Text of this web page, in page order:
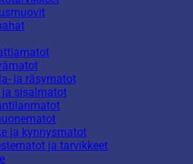
ja räsymatot
sisalmatot
ja kynnysmatot
ja tarvikkeet